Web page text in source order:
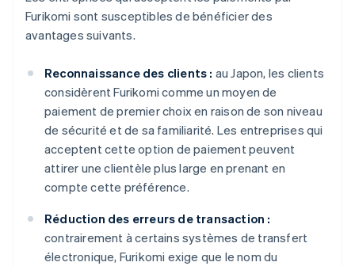
Furikomi sont susceptibles de bénéficier des
avantages suivants.
Reconnaissance des clients : au Japon, les clients
considèrent Furikomi comme un moyen de
paiement de premier choix en raison de son niveau
de sécurité et de sa familiarité. Les entreprises qui
acceptent cette option de paiement peuvent
attirer une clientèle plus large en prenant en
compte cette préférence.
Réduction des erreurs de transaction :
contrairement à certains systèmes de transfert
électronique, Furikomi exige que le nom du